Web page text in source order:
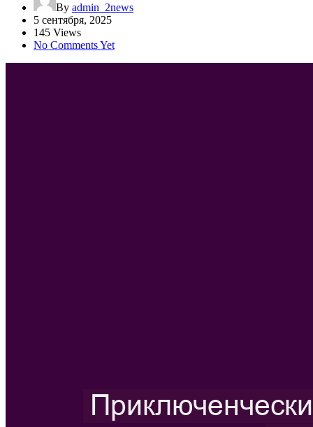
By admin_2news
5 сентября, 2025
145 Views
No Comments Yet